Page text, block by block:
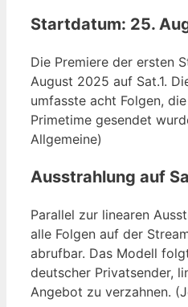
Startdatum: 25.
Die Premiere der ersten
August 2025 auf Sat.1.
umfasste acht Folgen,
Primetime gesendet
Allgemeine)
Ausstrahlung auf
Parallel zur linearen
alle Folgen auf der
abrufbar. Das Modell
deutscher Privatsender,
Angebot zu verzahnen.